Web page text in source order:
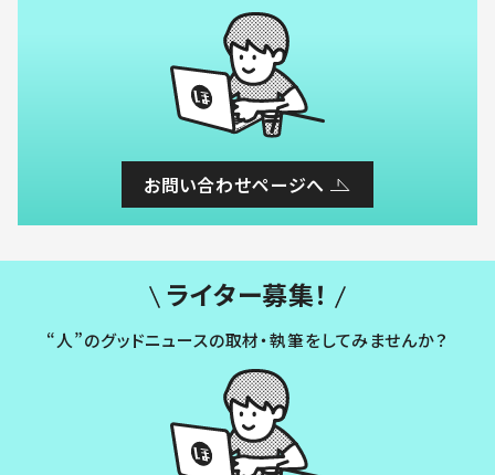
お問い合わせページへ
ライター募集！
“人”のグッドニュースの取材・執筆をしてみませんか？